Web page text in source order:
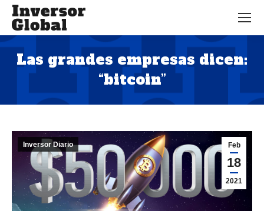
Las grandes empresas dicen:
“bitcoin”
Estás aquí:
Feb
18
2021
Inversor Diario